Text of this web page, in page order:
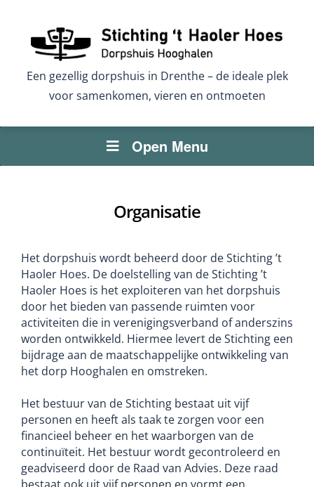
Een gezellig dorpshuis in Drenthe – de ideale plek
voor samenkomen, vieren en ontmoeten
Open Menu
Organisatie
Het dorpshuis wordt beheerd door de Stichting ’t
Haoler Hoes. De doelstelling van de Stichting ’t
Haoler Hoes is het exploiteren van het dorpshuis
door het bieden van passende ruimten voor
activiteiten die in verenigingsverband of anderszins
worden ontwikkeld. Hiermee levert de Stichting een
bijdrage aan de maatschappelijke ontwikkeling van
het dorp Hooghalen en omstreken.
Het bestuur van de Stichting bestaat uit vijf
personen en heeft als taak te zorgen voor een
financieel beheer en het waarborgen van de
continuïteit. Het bestuur wordt gecontroleerd en
geadviseerd door de Raad van Advies. Deze raad